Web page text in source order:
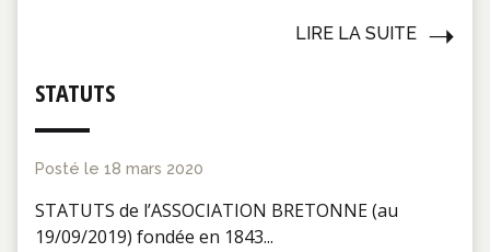
LIRE LA SUITE
STATUTS
Posté le 18 mars 2020
STATUTS de l’ASSOCIATION BRETONNE (au
19/09/2019) fondée en 1843...